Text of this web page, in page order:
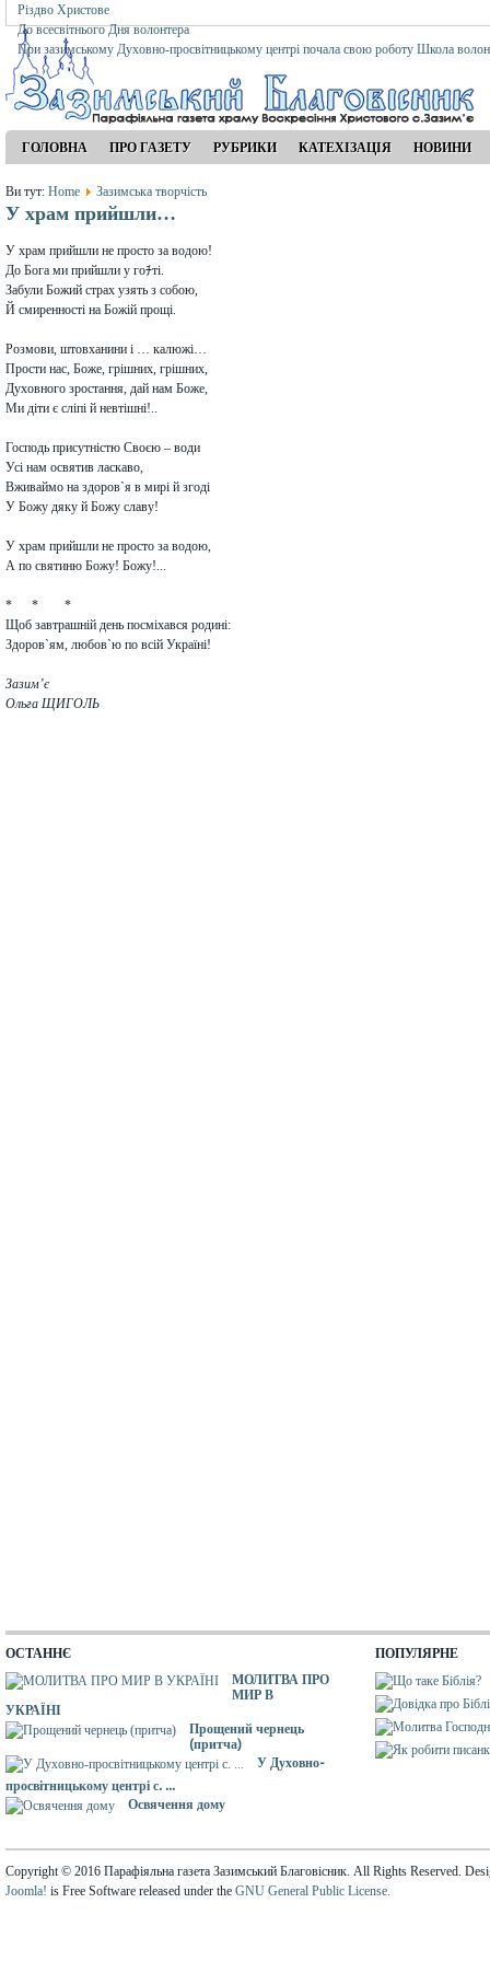
Різдво Христове
До всесвітнього Дня волонтера
При зазимському Духовно-просвітницькому центрі почала свою роботу Школа
ГОЛОВНА ПРО ГАЗЕТУ РУБРИКИ КАТЕХІЗАЦІЯ НОВИНИ
Ви тут: Home Зазимська творчість
У храм прийшли…
У храм прийшли не просто за водою!
До Бога ми прийшли у гоﾁті.
Забули Божий страх узять з собою,
Й смиренності на Божій прощі.
Розмови, штовханини і … калюжі…
Прости нас, Боже, грішних, грішних,
Духовного зростання, дай нам Боже,
Ми діти є сліпі й невтішні!..
Господь присутністю Своєю – води
Усі нам освятив ласкаво,
Вживаймо на здоров`я в мирі й згоді
У Божу дяку й Божу славу!
У храм прийшли не просто за водою,
А по святиню Божу! Божу!...
* * *
Щоб завтрашній день посміхався родині:
Здоров`ям, любов`ю по всій Україні!
Зазим’є
Ольга ЩИГОЛЬ
ОСТАННЄ
МОЛИТВА ПРО
МИР В
УКРАЇНІ
Прощений чернець
(притча)
У Духовно-
просвітницькому центрі с. ...
Освячення дому
ПОПУЛЯРНЕ
Copyright © 2016 Парафіяльна газета Зазимський Благовісник. All Rights Reserved.
Joomla! is Free Software released under the GNU General Public License.